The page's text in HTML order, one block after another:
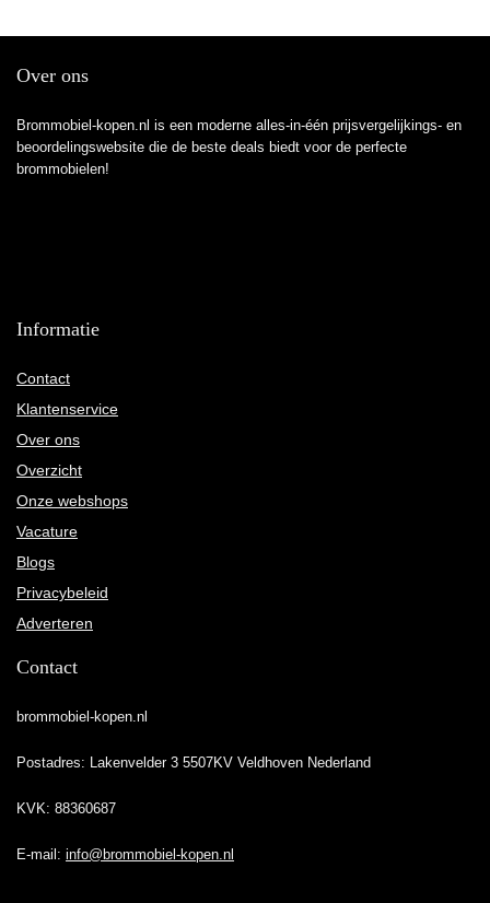
Over ons
Brommobiel-kopen.nl is een moderne alles-in-één prijsvergelijkings- en
beoordelingswebsite die de beste deals biedt voor de perfecte
brommobielen!
Informatie
Contact
Klantenservice
Over ons
Overzicht
Onze webshops
Vacature
Blogs
Privacybeleid
Adverteren
Contact
brommobiel-kopen.nl
Postadres: Lakenvelder 3 5507KV Veldhoven Nederland
KVK: 88360687
E-mail: info@brommobiel-kopen.nl